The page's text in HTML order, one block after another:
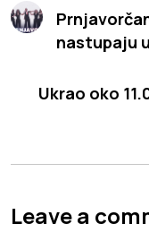
nastupaju
Ukrao oko
Leave a